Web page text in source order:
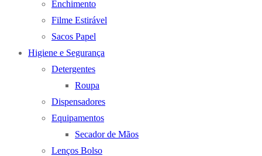
Enchimento
Filme Estirável
Sacos Papel
Higiene e Segurança
Detergentes
Roupa
Dispensadores
Equipamentos
Secador de Mãos
Lenços Bolso